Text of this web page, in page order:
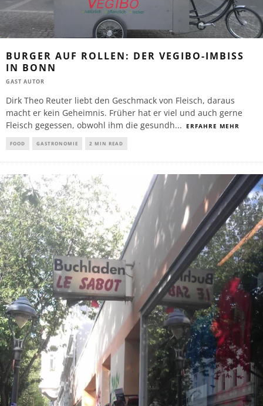
BURGER AUF ROLLEN: DER VEGIBO-IMBISS
IN BONN
GAST AUTOR
Dirk Theo Reuter liebt den Geschmack von Fleisch, daraus
macht er kein Geheimnis. Früher hat er viel und auch gerne
Fleisch gegessen, obwohl ihm die gesundh... ERFAHRE MEHR
FOOD GASTRONOMIE 2 MIN READ